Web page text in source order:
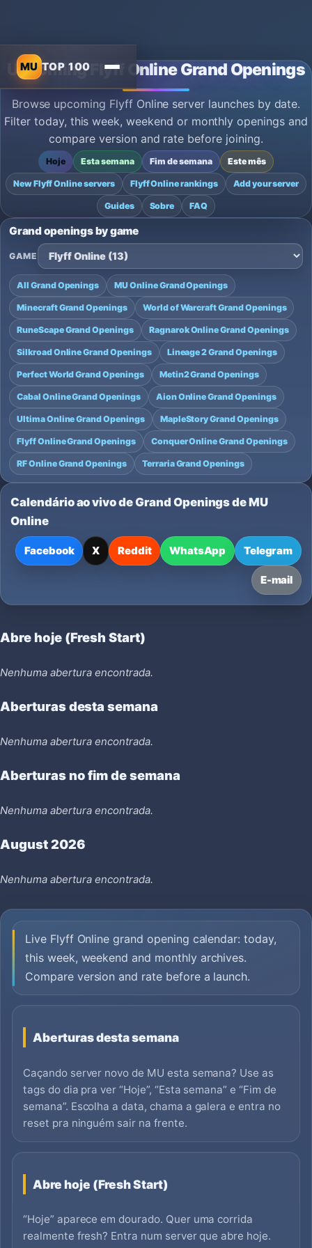
MU TOP 100
Upcoming Flyff Online Grand Openings
Browse upcoming Flyff Online server launches by date.
Filter today, this week, weekend or monthly openings and
compare version and rate before joining.
Hoje Esta semana Fim de semana Este mês
New Flyff Online servers Flyff Online rankings Add your server
Guides Sobre FAQ
Grand openings by game
GAME
All Grand Openings MU Online Grand Openings
Minecraft Grand Openings World of Warcraft Grand Openings
RuneScape Grand Openings Ragnarok Online Grand Openings
Silkroad Online Grand Openings Lineage 2 Grand Openings
Perfect World Grand Openings Metin2 Grand Openings
Cabal Online Grand Openings Aion Online Grand Openings
Ultima Online Grand Openings MapleStory Grand Openings
Flyff Online Grand Openings Conquer Online Grand Openings
RF Online Grand Openings Terraria Grand Openings
Calendário ao vivo de Grand Openings de MU
Online
Facebook X Reddit WhatsApp Telegram
E-mail
Abre hoje (Fresh Start)
Nenhuma abertura encontrada.
Aberturas desta semana
Nenhuma abertura encontrada.
Aberturas no fim de semana
Nenhuma abertura encontrada.
August 2026
Nenhuma abertura encontrada.
Live Flyff Online grand opening calendar: today,
this week, weekend and monthly archives.
Compare version and rate before a launch.
Aberturas desta semana
Caçando server novo de MU esta semana? Use as
tags do dia pra ver “Hoje”, “Esta semana” e “Fim de
semana”. Escolha a data, chama a galera e entra no
reset pra ninguém sair na frente.
Abre hoje (Fresh Start)
“Hoje” aparece em dourado. Quer uma corrida
realmente fresh? Entra num server que abre hoje.